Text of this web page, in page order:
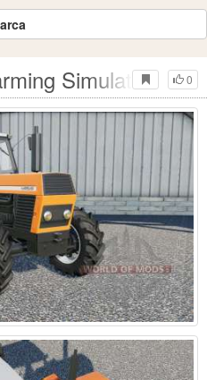
0
Simulator 2017